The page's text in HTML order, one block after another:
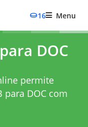
16 Menu
DOC
permite
para DOC com